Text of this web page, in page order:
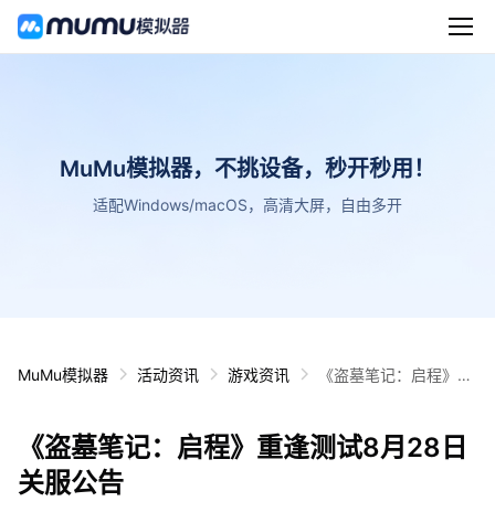
MuMu模拟器，不挑设备，秒开秒用！
适配Windows/macOS，高清大屏，自由多开
MuMu模拟器 活动资讯 游戏资讯
《盗墓笔记：启程》重
《盗墓笔记：启程》重逢测试8月28日
关服公告